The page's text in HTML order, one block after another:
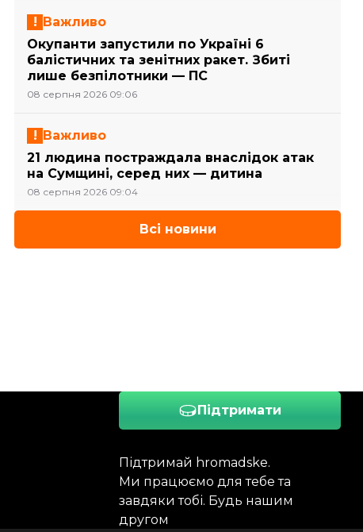
Важливо
Окупанти запустили по Україні 6
балістичних та зенітних ракет. Збиті
лише безпілотники — ПС
08 серпня 2026 09:06
Важливо
21 людина постраждала внаслідок атак
на Сумщині, серед них — дитина
08 серпня 2026 09:04
Всі новини
Підтримати
Підтримай hromadske.
Ми працюємо для тебе та
завдяки тобі. Будь нашим
другом